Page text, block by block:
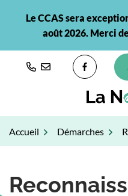
Le CCAS sera
août 2026. Merci
Lien vers
Accueil Démarches